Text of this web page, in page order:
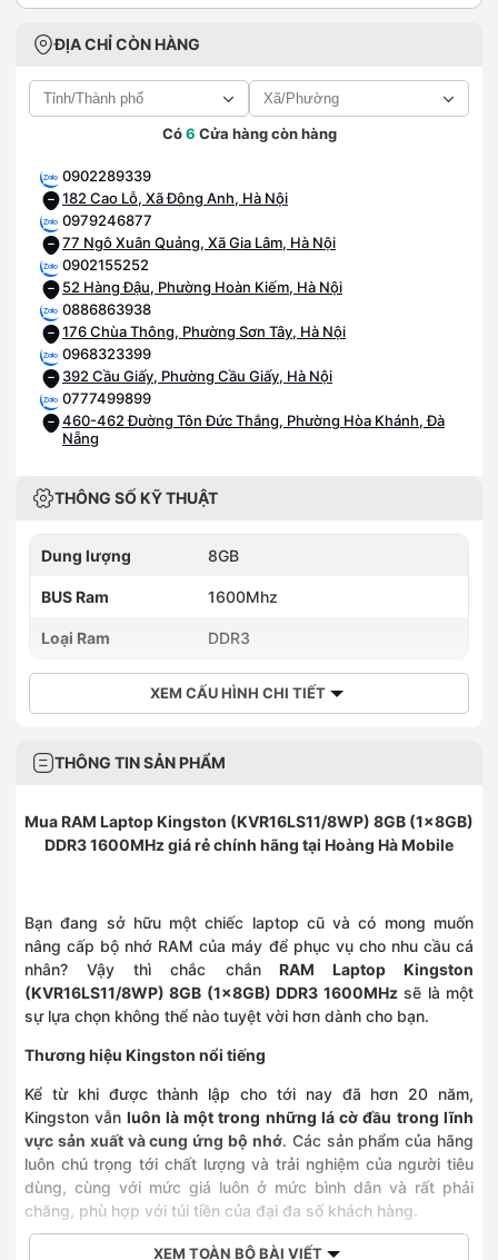
ĐỊA CHỈ CÒN HÀNG
Có6 Cửa hàng còn hàng
0902289339
182 Cao Lỗ, Xã Đông Anh, Hà Nội
0979246877
77 Ngô Xuân Quảng, Xã Gia Lâm, Hà Nội
0902155252
52 Hàng Đậu, Phường Hoàn Kiếm, Hà Nội
0886863938
176 Chùa Thông, Phường Sơn Tây, Hà Nội
0968323399
392 Cầu Giấy, Phường Cầu Giấy, Hà Nội
0777499899
460-462 Đường Tôn Đức Thắng, Phường Hòa Khánh, Đà
Nẵng
THÔNG SỐ KỸ THUẬT
Dung lượng 8GB
BUS Ram 1600Mhz
Loại Ram DDR3
XEM CẤU HÌNH CHI TIẾT
THÔNG TIN SẢN PHẨM
Mua RAM Laptop Kingston (KVR16LS11/8WP) 8GB (1x8GB)
DDR3 1600MHz giá rẻ chính hãng tại Hoàng Hà Mobile
Bạn đang sở hữu một chiếc laptop cũ và có mong muốn
nâng cấp bộ nhớ RAM của máy để phục vụ cho nhu cầu cá
nhân? Vậy thì chắc chắnRAM Laptop Kingston
(KVR16LS11/8WP) 8GB (1x8GB) DDR3 1600MHzsẽ là một
sự lựa chọn không thể nào tuyệt vời hơn dành cho bạn.
Thương hiệu Kingston nổi tiếng
Kể từ khi được thành lập cho tới nay đã hơn 20 năm,
Kingston vẫn luôn là một trong những lá cờ đầu trong lĩnh
vực sản xuất và cung ứng bộ nhớ. Các sản phẩm của hãng
luôn chú trọng tới chất lượng và trải nghiệm của người tiêu
dùng, cùng với mức giá luôn ở mức bình dân và rất phải
chăng, phù hợp với túi tiền của đại đa số khách hàng.
XEM TOÀN BỘ BÀI VIẾT